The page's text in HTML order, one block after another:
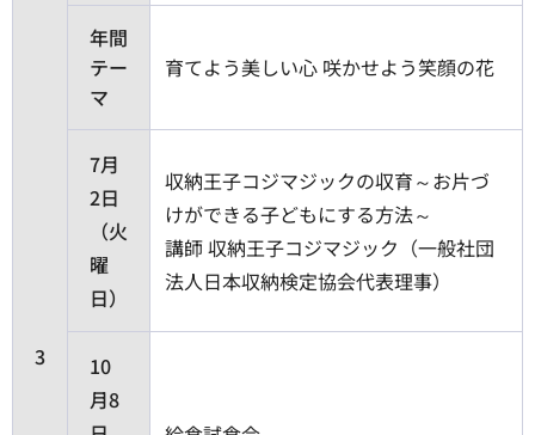
3
年間
テー
マ
育てよう美しい心 咲かせよう笑顔の花
7月
2日
（火
曜
日）
収納王子コジマジックの収育～お片づ
けができる子どもにする方法～
講師 収納王子コジマジック（一般社団
法人日本収納検定協会代表理事）
10
月8